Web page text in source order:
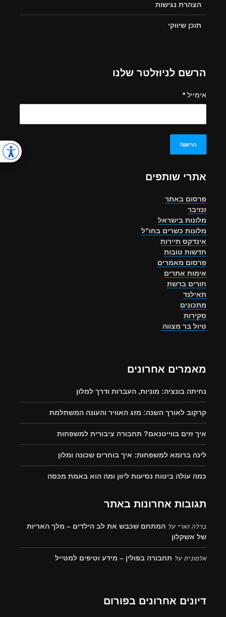
הצהרת נגישות
תוכן שיווקי
הרשם לניוזלטר שלנו
אימייל*
אתרי שותפים
פרסום באתר
זנזיבר
מלונות בישראל
מלונות כשרים בחו"ל
אינדקס תיירות
חדשות טובות
פרסום מאמרים
אימות אתרים
חורים ברשת
תאילנד
מתכונים
סקירות
טיול בר מצווה
מאמרים אחרונים
נחיתה בונציה: מוניות, העברות ודרך למלון
קרקוב לאורך השנה: מזג האוויר והעונה המשתלמת
איך זזים בווייטנאם? תחבורה ציבורית למשפחות
לינה ברומא למשפחות: איך בוחרים שכונה ומלון
כמה עולה ביטוח נסיעות ליוון ומה הוא באמת מכסה
תגובות אחרונות באתר
ברלה וארי על המתחם שכבש את לב הילדים – מלך האריות
של אשקלון
אלמוניתעל תחבורה בפולין – מידע וטיפים למטייל
דיונים אחרונים בפורום